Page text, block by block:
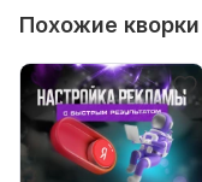
Похожие кворки